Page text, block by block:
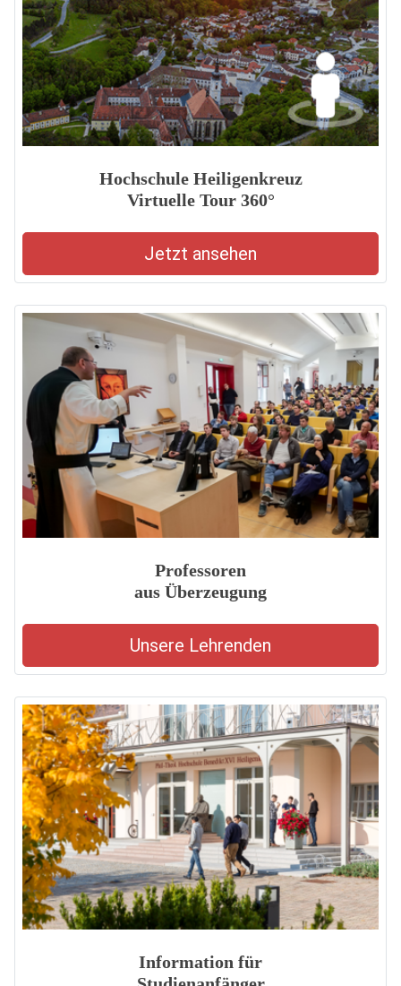
Hochschule Heiligenkreuz
Virtuelle Tour 360°
Jetzt ansehen
Professoren
aus Überzeugung
Unsere Lehrenden
Information für